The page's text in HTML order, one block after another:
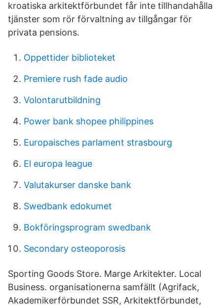
kroatiska arkitektförbundet får inte tillhandahålla
tjänster som rör förvaltning av tillgångar för
privata pensions.
Oppettider biblioteket
Premiere rush fade audio
Volontarutbildning
Power bank shopee philippines
Europaisches parlament strasbourg
El europa league
Valutakurser danske bank
Swedbank edokumet
Bokföringsprogram swedbank
Secondary osteoporosis
Sporting Goods Store. Marge Arkitekter. Local
Business. organisationerna samfällt (Agrifack,
Akademikerförbundet SSR, Arkitektförbundet,